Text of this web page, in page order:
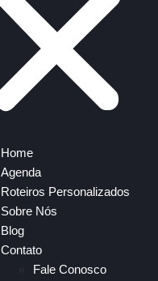
Home
Agenda
Roteiros Personalizados
Sobre Nós
Blog
Contato
Fale Conosco